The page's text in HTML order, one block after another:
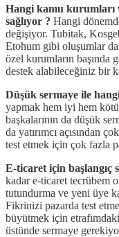
Hangi kamu kurumları
sağlıyor ? Hangi
değişiyor. Tubitak,
Etohum gibi oluşumlar da
özel kurumların
destek alabileceğiniz bir
Düşük sermaye ile
yapmak hem iyi hem
başkalarının da düşük
da yatırımcı açısından
test etmek için çok fazla
E-ticaret için başlangıç
kadar e-ticaret tecrübem
tutundurma ve yeni üye
Fikrinizi pazarda test
büyütmek için
üstünde sermaye